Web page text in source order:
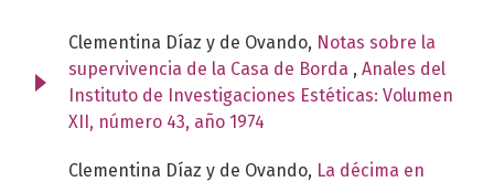
Clementina Díaz y de Ovando, Notas sobre la
supervivencia de la Casa de Borda , Anales del
Instituto de Investigaciones Estéticas: Volumen
XII, número 43, año 1974
Clementina Díaz y de Ovando, La décima en